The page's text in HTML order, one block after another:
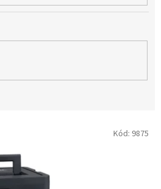
Kód: 9875